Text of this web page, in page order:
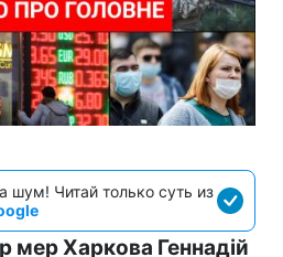
шум! Читай только суть из
мер Харкова Геннадій